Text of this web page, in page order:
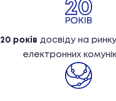
20 років досвіду на
електронних